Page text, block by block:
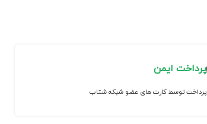
پرداخت ایمن
پرداخت توسط کارت های عضو شبکه شتاب